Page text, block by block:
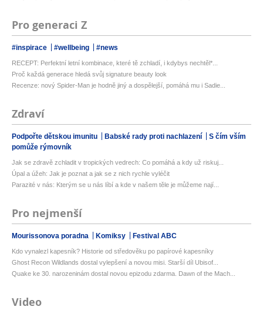
Pro generaci Z
#inspirace #wellbeing #news
RECEPT: Perfektní letní kombinace, které tě zchladí, i kdybys nechtěl*...
Proč každá generace hledá svůj signature beauty look
Recenze: nový Spider-Man je hodně jiný a dospělejší, pomáhá mu i Sadie...
Zdraví
Podpořte dětskou imunitu Babské rady proti nachlazení
S čím vším
pomůže rýmovník
Jak se zdravě zchladit v tropických vedrech: Co pomáhá a kdy už riskuj...
Úpal a úžeh: Jak je poznat a jak se z nich rychle vyléčit
Parazité v nás: Kterým se u nás líbí a kde v našem těle je můžeme nají...
Pro nejmenší
Mourissonova poradna Komiksy Festival ABC
Kdo vynalezl kapesník? Historie od středověku po papírové kapesníky
Ghost Recon Wildlands dostal vylepšení a novou misi. Starší díl Ubisof...
Quake ke 30. narozeninám dostal novou epizodu zdarma. Dawn of the Mach...
Video